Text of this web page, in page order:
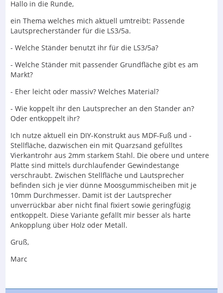
Hallo in die Runde,
ein Thema welches mich aktuell umtreibt: Passende
Lautsprecherständer für die LS3/5a.
- Welche Ständer benutzt ihr für die LS3/5a?
- Welche Ständer mit passender Grundfläche gibt es am
Markt?
- Eher leicht oder massiv? Welches Material?
- Wie koppelt ihr den Lautsprecher an den Stander an?
Oder entkoppelt ihr?
Ich nutze aktuell ein DIY-Konstrukt aus MDF-Fuß und -
Stellfläche, dazwischen ein mit Quarzsand gefülltes
Vierkantrohr aus 2mm starkem Stahl. Die obere und untere
Platte sind mittels durchlaufender Gewindestange
verschraubt. Zwischen Stellfläche und Lautsprecher
befinden sich je vier dünne Moosgummischeiben mit je
10mm Durchmesser. Damit ist der Lautsprecher
unverrückbar aber nicht final fixiert sowie geringfügig
entkoppelt. Diese Variante gefällt mir besser als harte
Ankopplung über Holz oder Metall.
Gruß,
Marc